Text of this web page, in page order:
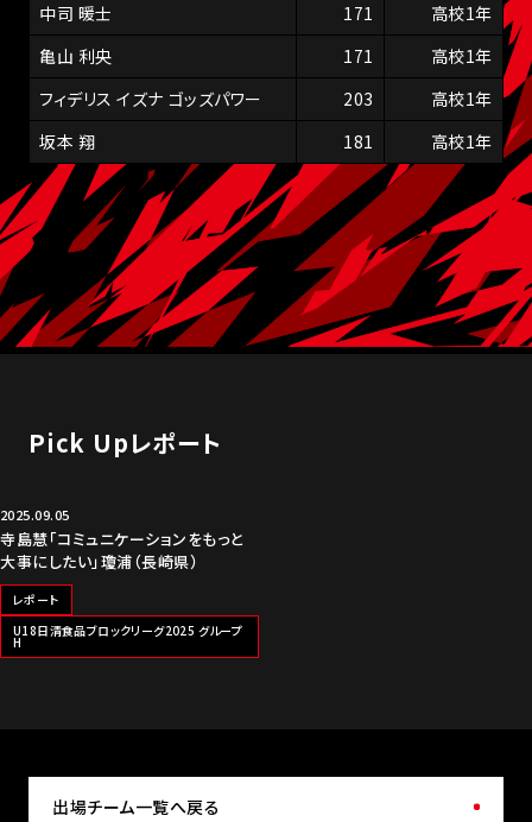
中司 暖士
171
高校1年
亀山 利央
171
高校1年
フィデリス イズナ ゴッズパワー
203
高校1年
坂本 翔
181 高校1年
Pick Upレポート
2025.09.05
寺島慧「コミュニケーションをもっと
大事にしたい」瓊浦（長崎県）
レポート
U18日清食品ブロックリーグ2025 グループ
H
出場チーム一覧へ戻る